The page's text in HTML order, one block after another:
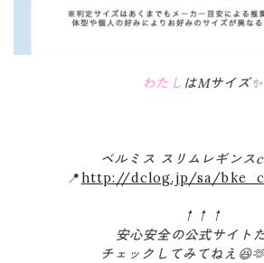
わたし はMサイズ✨
ベルミス スリムレギン
📍http://dclog.jp/sa/
↑↑↑
安心安全の公式サイト
チェックしてみてねえ